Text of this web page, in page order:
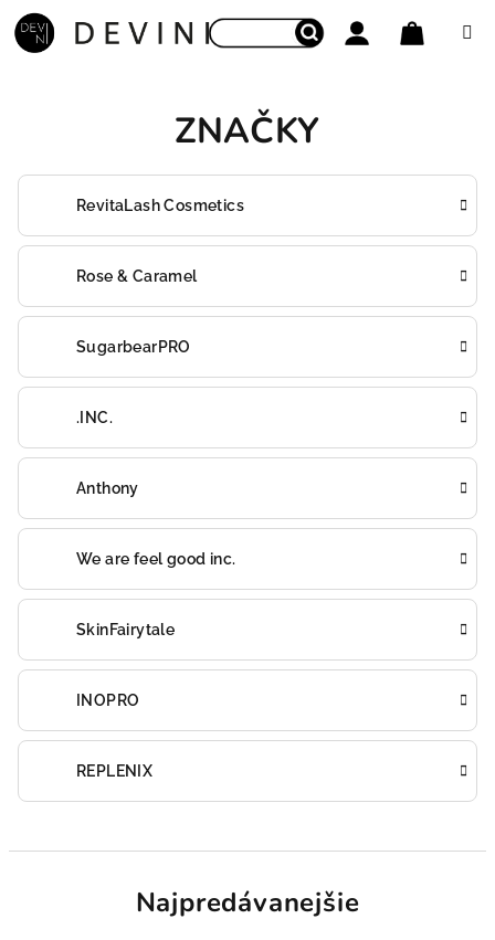
Prejsť na obsah
ZNAČKY
RevitaLash Cosmetics
Rose & Caramel
SugarbearPRO
.INC.
Anthony
We are feel good inc.
SkinFairytale
INOPRO
REPLENIX
Najpredávanejšie